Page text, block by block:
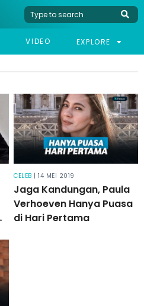
VIDEO EXPLORE
CELEB | 14 MEI 2019
Jaga Kandungan, Paula
Verhoeven Hanya Puasa
di Hari Pertama